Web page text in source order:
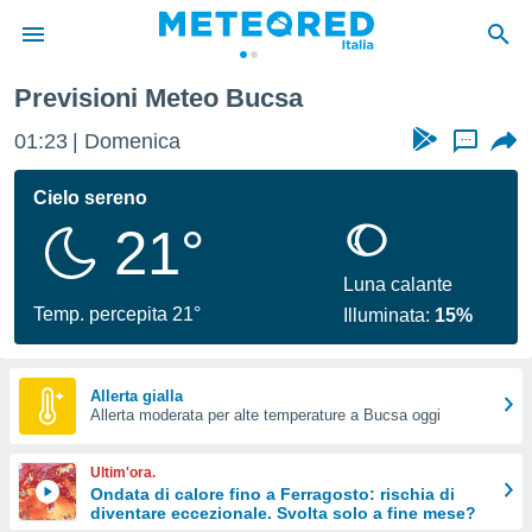
di
per
le
di
Web
le
Previsioni Meteo Bucsa
01:23 Domenica ...
Cielo sereno
21°
Temp. percepita 21°
Luna calante
Illuminata: 15%
Allerta gialla
Allerta moderata per alte temperature a Bucsa oggi
Ultim'ora.
Ondata di calore fino a Ferragosto: rischia di
diventare eccezionale. Svolta solo a fine mese?